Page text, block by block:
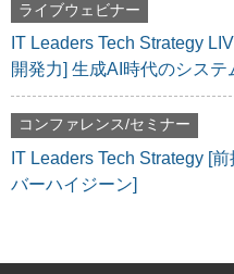
ライブウェビナー
IT Leaders Tech Strategy
開発力] 生成AI時代のシステ
コンファレンス/セミナー
IT Leaders Tech Strategy [
バーハイジーン]